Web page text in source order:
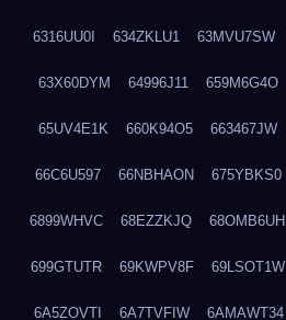
6316UU0I 634ZKLU1 63MVU7SW
63X60DYM 64996J11 659M6G4O
65UV4E1K 660K94O5 663467JW
66C6U597 66NBHAON 675YBKS0
6899WHVC 68EZZKJQ 68OMB6UH
699GTUTR 69KWPV8F 69LSOT1W
6A5ZOVTI 6A7TVFIW 6AMAWT34